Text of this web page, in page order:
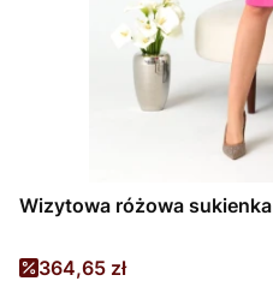
Wizytowa różowa sukienka
Cena promocyjna
364,65 zł